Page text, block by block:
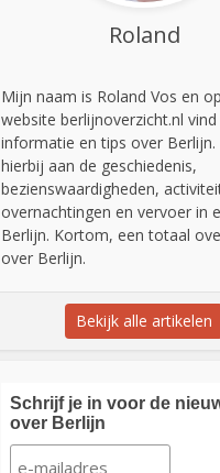
Roland
Mijn naam is Roland Vos en
website berlijnoverzicht.nl vind
informatie en tips over Berlijn.
hierbij aan de geschiedenis,
bezienswaardigheden,
overnachtingen en vervoer in
Berlijn. Kortom, een totaal
over Berlijn.
Bekijk alle artikelen
Schrijf je in voor de
over Berlijn